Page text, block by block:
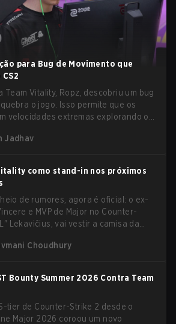
para Bug de Movimento que
Team Vitality, Ropz, descobriu um bug
o jogo. Isso permite que os
velocidades extremas explorando o
Jadhav
como stand-in nos próximos
de rumores, agora é oficial: o ex-
e MVP de Major no Counter-
Lekavičius, vai vestir a camisa da
Choudhury
Bounty Summer 2026 Contra Team
tier de Counter-Strike 2 desde o
Major 2026 coroou um novo